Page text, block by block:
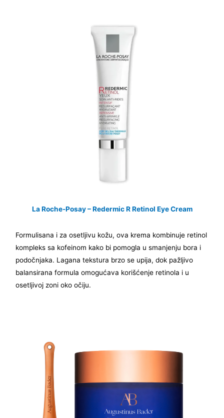
La Roche-Posay – Redermic R Retinol Eye Cream
Formulisana i za osetljivu kožu, ova krema kombinuje retinol
kompleks sa kofeinom kako bi pomogla u smanjenju bora i
podočnjaka. Lagana tekstura brzo se upija, dok pažljivo
balansirana formula omogućava korišćenje retinola i u
osetljivoj zoni oko očiju.